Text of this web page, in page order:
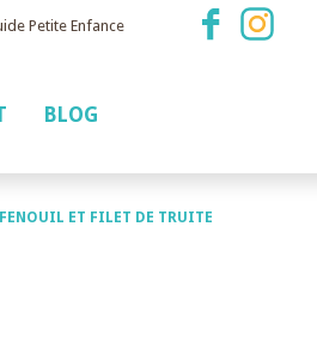
Petite Enfance
BLOG
ET FILET DE TRUITE